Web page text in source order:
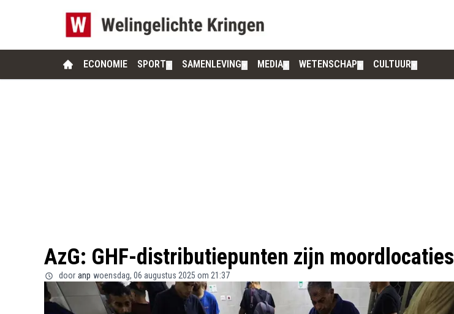
ECONOMIE SPORT SAMENLEVING MEDIA WETENSCHAP CULTUUR
AzG: GHF-distributiepunten zijn moordlocaties
door anp woensdag, 06 augustus 2025 om 21:37